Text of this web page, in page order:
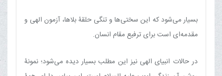
بسیار می‌شود که این سختی‌ها و تنگی حلقۀ بلاها، آزمون الهی و
مقدمه‌ای است برای ترفیع مقام انسان.
در حالات انبیای الهی نیز این مطلب بسیار دیده می‌شود؛ نمونۀ